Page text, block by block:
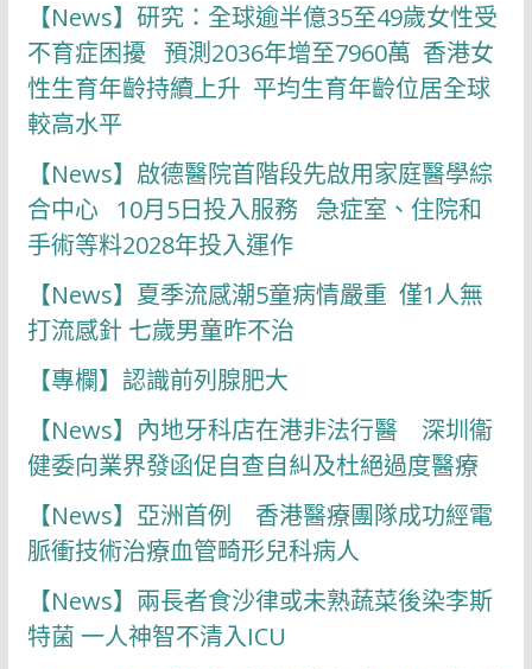
【News】研究：全球逾半億35至49歲女性受
不育症困擾 預測2036年增至7960萬 香港女
性生育年齡持續上升 平均生育年齡位居全球
較高水平
【News】啟德醫院首階段先啟用家庭醫學綜
合中心 10月5日投入服務 急症室、住院和
手術等料2028年投入運作
【News】夏季流感潮5童病情嚴重 僅1人無
打流感針 七歲男童昨不治
【專欄】認識前列腺肥大
【News】內地牙科店在港非法行醫 深圳衞
健委向業界發函促自查自糾及杜絕過度醫療
【News】亞洲首例 香港醫療團隊成功經電
脈衝技術治療血管畸形兒科病人
【News】兩長者食沙律或未熟蔬菜後染李斯
特菌 一人神智不清入ICU